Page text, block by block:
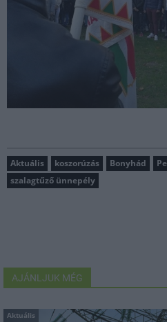
Aktuális koszorúzás Bonyhád
szalagtűző ünnepély
AJÁNLJUK MÉG
Aktuális